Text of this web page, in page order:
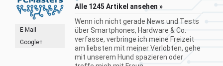
E-Mail
Google+
Alle 1245 Artikel ansehen »
Wenn ich nicht gerade News und Tests
über Smartphones, Hardware & Co.
verfasse, verbringe ich meine Freizeit
am liebsten mit meiner Verlobten, gehe
mit unserem Hund spazieren oder